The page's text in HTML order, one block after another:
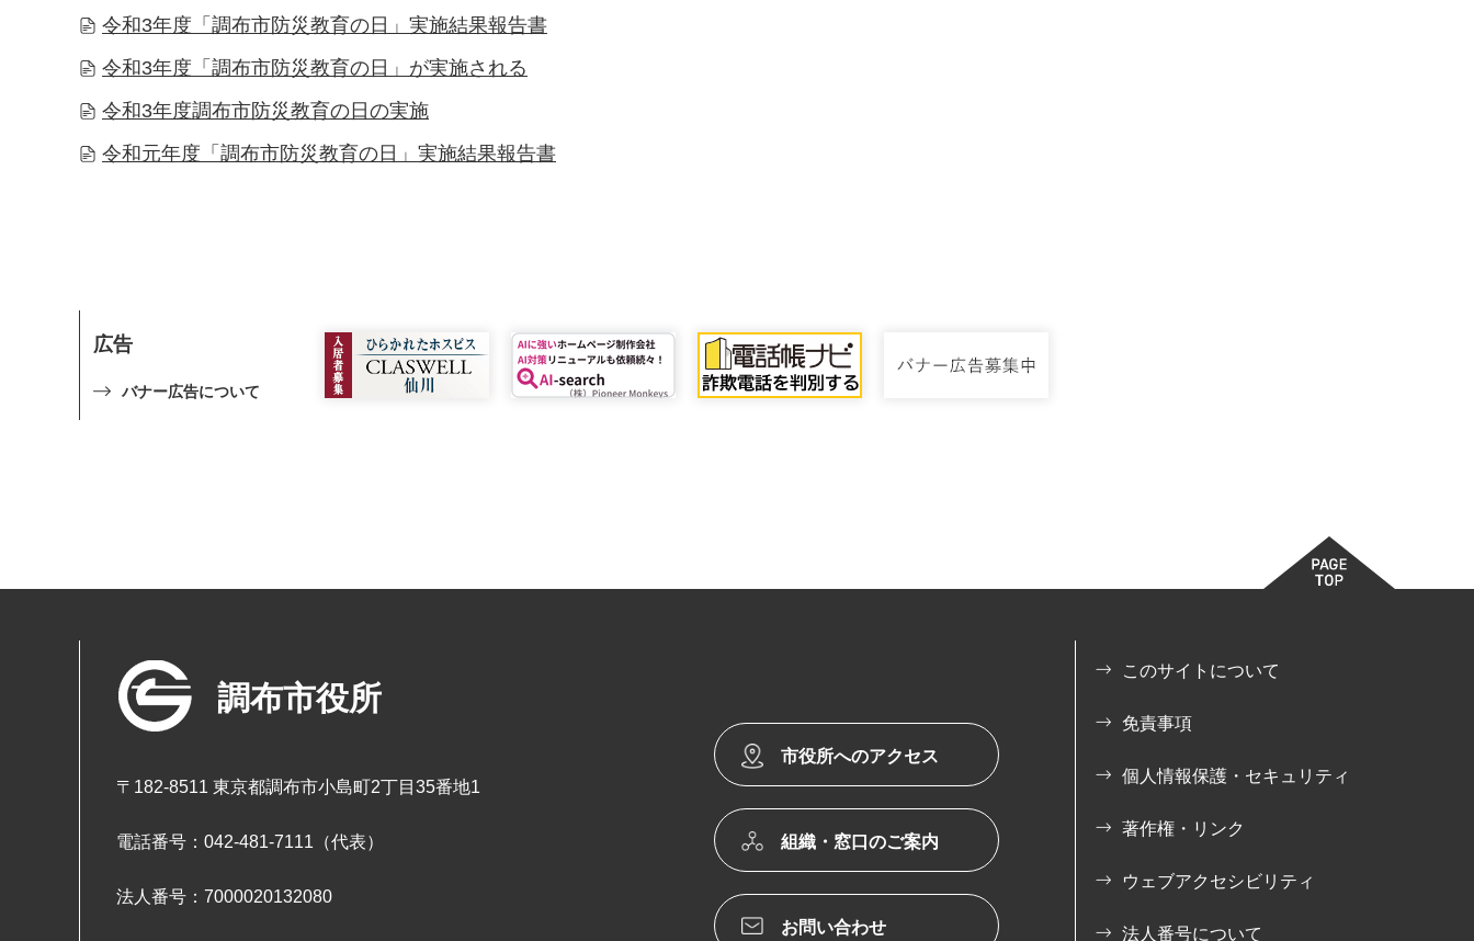
令和3年度「調布市防災教育の日」実施結果報告書
令和3年度「調布市防災教育の日」が実施される
令和3年度調布市防災教育の日の実施
令和元年度「調布市防災教育の日」実施結果報告書
広告
バナー広告について
調布市役所
〒182-8511 東京都調布市小島町2丁目35番地1
電話番号：042-481-7111（代表）
法人番号：7000020132080
市役所へのアクセス
組織・窓口のご案内
お問い合わせ
このサイトについて
免責事項
個人情報保護・セキュリティ
著作権・リンク
ウェブアクセシビリティ
法人番号について